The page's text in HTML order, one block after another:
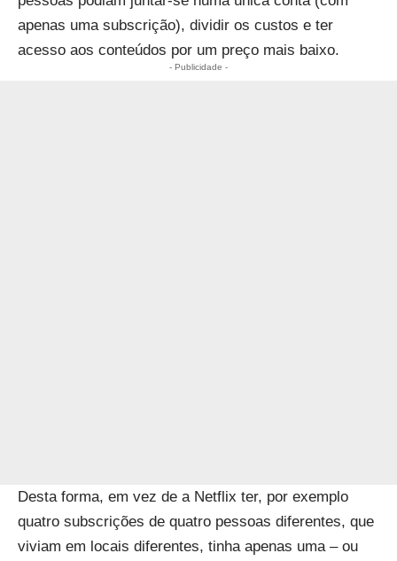
apenas uma subscrição), dividir os custos e ter
acesso aos conteúdos por um preço mais baixo.
- Publicidade -
Desta forma, em vez de a Netflix ter, por exemplo
quatro subscrições de quatro pessoas diferentes, que
viviam em locais diferentes, tinha apenas uma – ou